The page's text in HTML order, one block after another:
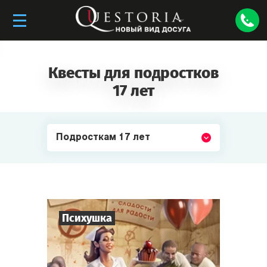
Квесты для подростков
17 лет
Подросткам 17 лет
Психушка
8-18